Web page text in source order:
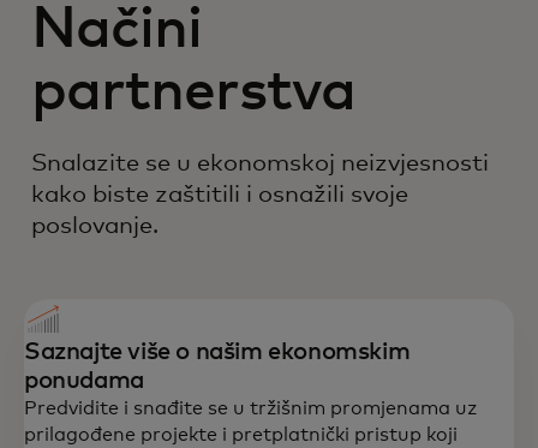
Načini
partnerstva
Snalazite se u ekonomskoj neizvjesnosti
kako biste zaštitili i osnažili svoje
poslovanje.
Saznajte više o našim ekonomskim
ponudama
Predvidite i snađite se u tržišnim promjenama uz
prilagođene projekte i pretplatnički pristup koji